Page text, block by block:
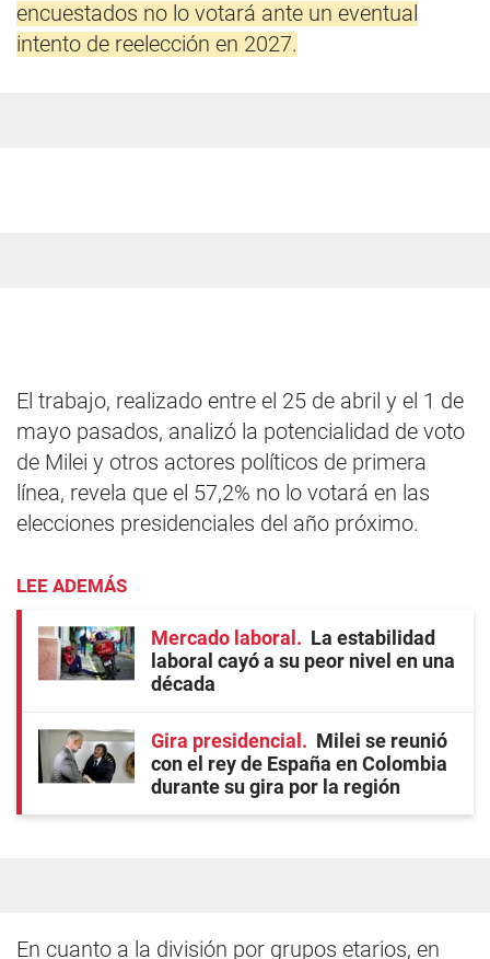
encuestados no lo votará ante un eventual
intento de reelección en 2027.
El trabajo, realizado entre el 25 de abril y el 1 de
mayo pasados, analizó la potencialidad de voto
de Milei y otros actores políticos de primera
línea, revela que el 57,2% no lo votará en las
elecciones presidenciales del año próximo.
LEE ADEMÁS
Mercado laboral
La estabilidad
laboral cayó a su peor nivel en una
década
Gira presidencial
Milei se reunió
con el rey de España en Colombia
durante su gira por la región
En cuanto a la división por grupos etarios, en